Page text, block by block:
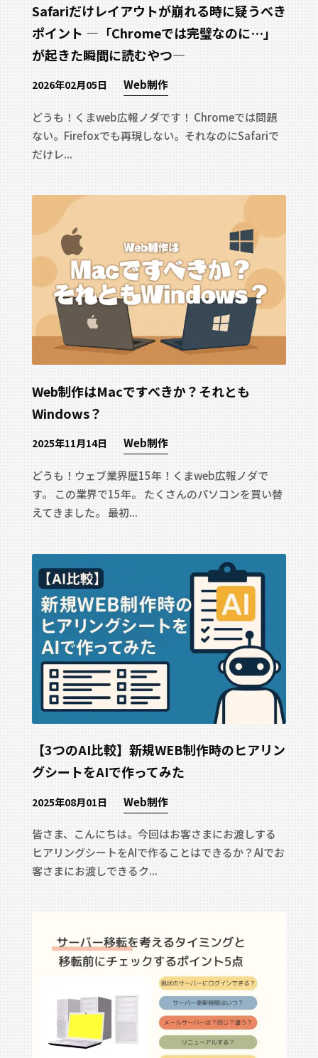
広報が頑張って更新しています👉
All Rights
Safariだけレイアウトが崩れる時に疑うべき
ポイント ―「Chromeでは完璧なのに…」
が起きた瞬間に読むやつ―
2026年02月05日 Web制作
どうも！くまweb広報ノダです！ Chromeでは問題
ない。Firefoxでも再現しない。それなのにSafariで
だけレ...
Web制作はMacですべきか？それとも
Windows？
2025年11月14日 Web制作
どうも！ウェブ業界歴15年！くまweb広報ノダで
す。 この業界で15年。 たくさんのパソコンを買い替
えてきました。 最初...
【3つのAI比較】新規WEB制作時のヒアリン
グシートをAIで作ってみた
2025年08月01日 Web制作
皆さま、こんにちは。今回はお客さまにお渡しする
ヒアリングシートをAIで作ることはできるか？AIでお
客さまにお渡しできるク...